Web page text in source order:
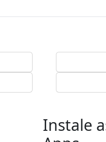
Instale